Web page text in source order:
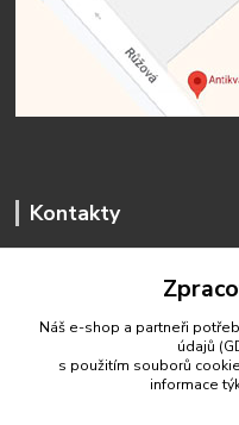
Kontakty
Náš e-shop a partneři
údajů
s použitím souborů
informace